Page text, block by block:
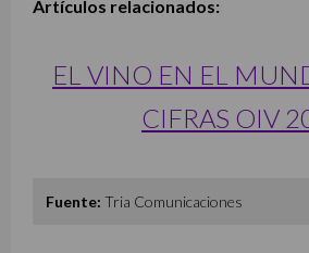
Artículos relacionados:
EL VINO EN EL
CIFRAS OIV
Fuente: Tria Comunicaciones